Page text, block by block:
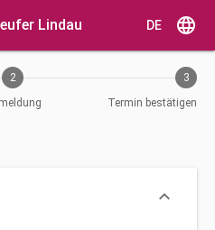
Lindau DE language
2
3
Termin bestätigen
keyboard_arrow_down